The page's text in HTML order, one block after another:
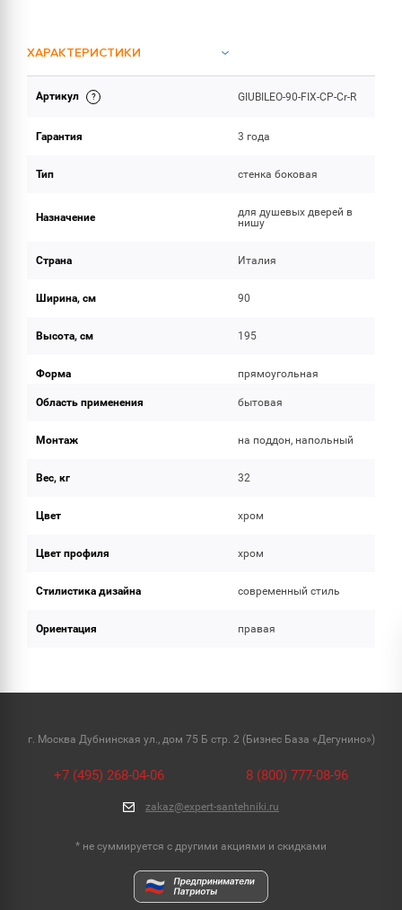
ХАРАКТЕРИСТИКИ
ОБЪЕМ ПОСТАВКИ
Артикул GIUBILEO-90-FIX-CP-Cr-R
Гарантия 3 года
Тип стенка боковая
Назначение
для душевых дверей в
нишу
Страна Италия
Ширина, см 90
Высота, см 195
Форма прямоугольная
Область применения бытовая
Монтаж на поддон, напольный
Вес, кг 32
Цвет хром
Цвет профиля хром
Стилистика дизайна современный стиль
Ориентация правая
г. Москва Дубнинская ул., дом 75 Б стр. 2 (Бизнес База «Дегунино»)
+7 (495) 268-04-06 8 (800) 777-08-96
zakaz@expert-santehniki.ru
* не суммируется с другими акциями и скидками